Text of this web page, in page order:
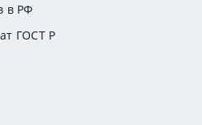
в РФ
ГОСТ Р